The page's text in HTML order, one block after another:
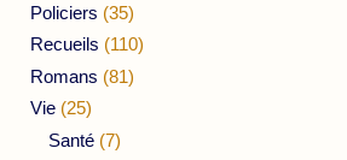
Policiers (35)
Recueils (110)
Romans (81)
Vie (25)
Santé (7)